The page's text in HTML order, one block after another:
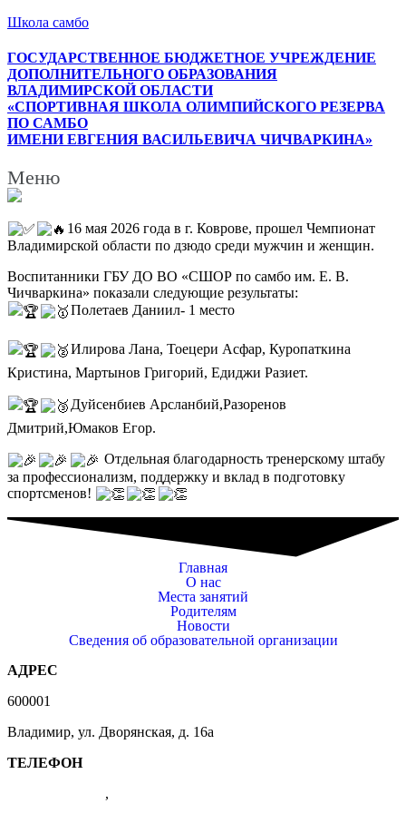
Школа самбо
ГОСУДАРСТВЕННОЕ БЮДЖЕТНОЕ УЧРЕЖДЕНИЕ
ДОПОЛНИТЕЛЬНОГО ОБРАЗОВАНИЯ
ВЛАДИМИРСКОЙ ОБЛАСТИ
«СПОРТИВНАЯ ШКОЛА ОЛИМПИЙСКОГО РЕЗЕРВА
ПО САМБО
ИМЕНИ ЕВГЕНИЯ ВАСИЛЬЕВИЧА ЧИЧВАРКИНА»
Меню
16 мая 2026 года в г. Коврове, прошел Чемпионат
Владимирской области по дзюдо среди мужчин и женщин.
Воспитанники ГБУ ДО ВО «СШОР по самбо им. Е. В.
Чичваркина» показали следующие результаты:
Полетаев Даниил- 1 место
Илирова Лана, Тоецери Асфар, Куропаткина
Кристина, Мартынов Григорий, Едиджи Разиет.
Дуйсенбиев Арсланбий,Разоренов
Дмитрий,Юмаков Егор.
Отдельная благодарность тренерскому штабу
за профессионализм, поддержку и вклад в подготовку
спортсменов!
Главная
О нас
Места занятий
Родителям
Новости
Сведения об образовательной организации
АДРЕС
600001
Владимир, ул. Дворянская, д. 16а
ТЕЛЕФОН
,